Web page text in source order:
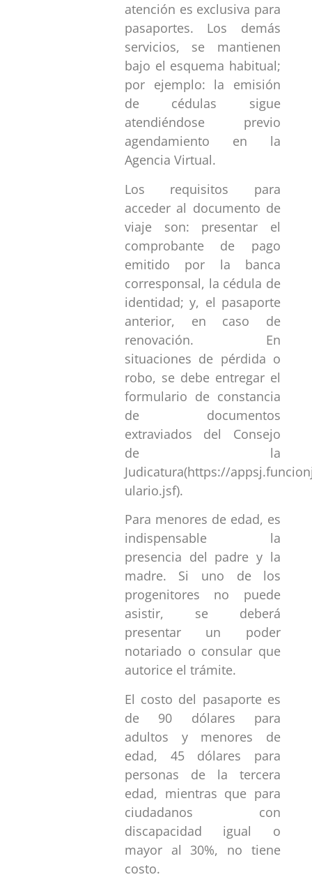
atención es exclusiva para
pasaportes. Los demás
servicios, se mantienen
bajo el esquema habitual;
por ejemplo: la emisión
de cédulas sigue
atendiéndose previo
agendamiento en la
Agencia Virtual.
Los requisitos para
acceder al documento de
viaje son: presentar el
comprobante de pago
emitido por la banca
corresponsal, la cédula de
identidad; y, el pasaporte
anterior, en caso de
renovación. En
situaciones de pérdida o
robo, se debe entregar el
formulario de constancia
de documentos
extraviados del Consejo
de la
Judicatura(https://
ulario.jsf).
Para menores de edad, es
indispensable la
presencia del padre y la
madre. Si uno de los
progenitores no puede
asistir, se deberá
presentar un poder
notariado o consular que
autorice el trámite.
El costo del pasaporte es
de 90 dólares para
adultos y menores de
edad, 45 dólares para
personas de la tercera
edad, mientras que para
ciudadanos con
discapacidad igual o
mayor al 30%, no tiene
costo.